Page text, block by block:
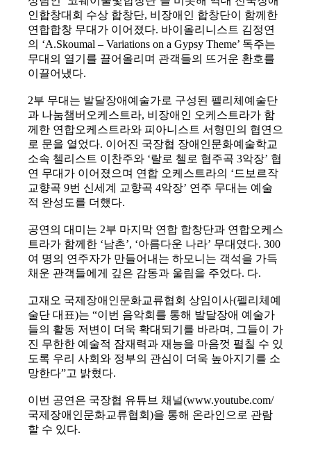
인합창대회 수상 합창단, 비장애인 합창단이 함께한
연합합창 무대가 이어졌다. 바이올리니스트 김정연
의 ‘A.Skoumal – Variations on a Gypsy Theme’ 독주는
무대의 열기를 끌어올리며 관객들의 뜨거운 환호를
이끌어냈다.
2부 무대는 발달장애예술가로 구성된 펠리체예술단
과 나눔챔버오케스트라, 비장애인 오케스트라가 함
께한 연합오케스트라와 피아니스트 서형민의 협연으
로 문을 열었다. 이어진 국장협 장애인문화예술학교
소속 첼리스트 이찬주와 ‘랄로 첼로 협주곡 3악장’ 협
연 무대가 이어졌으며 연합 오케스트라의 ‘드보르작
교향곡 9번 신세계 교향곡 4악장’ 연주 무대는 예술
적 완성도를 더했다.
공연의 대미는 2부 마지막 연합 합창단과 연합오케스
트라가 함께한 ‘남촌’, ‘아름다운 나라’ 무대였다. 300
여 명의 연주자가 만들어내는 하모니는 객석을 가득
채운 관객들에게 깊은 감동과 울림을 주었다. 다.
고재오 국제장애인문화교류협회 상임이사(펠리체예
술단 대표)는 “이번 음악회를 통해 발달장애 예술가
들의 활동 저변이 더욱 확대되기를 바라며, 그들이 가
진 무한한 예술적 잠재력과 재능을 마음껏 펼칠 수 있
도록 우리 사회와 정부의 관심이 더욱 높아지기를 소
망한다”고 밝혔다.
이번 공연은 국장협 유튜브 채널(www.youtube.com/
국제장애인문화교류협회)을 통해 온라인으로 관람
할 수 있다.